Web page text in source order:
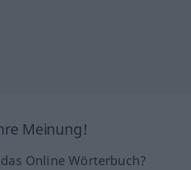
Meinung!
Online Wörterbuch?